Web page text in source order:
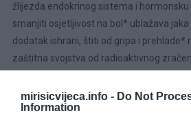
mirisicvijeca.info - Do Not
Information
žlijezda endokrinog sistema i
smanjiti osjetljivost na bol* ublažava
dodatak ishrani, štiti od gripa i prehlade*
zaštitna svojstva od radioaktivnog
kod muškaraca* reguliše nivo hormona
kod žena*pojačava libido* poboljšava